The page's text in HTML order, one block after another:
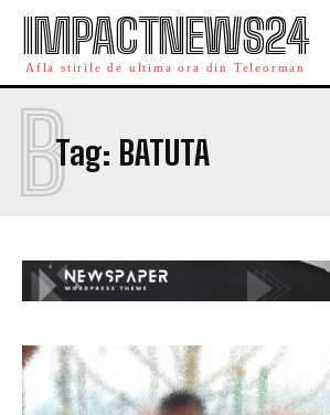
IMPACTNEWS24
Afla stirile de ultima ora din Teleorman
Tag: BATUTA
B